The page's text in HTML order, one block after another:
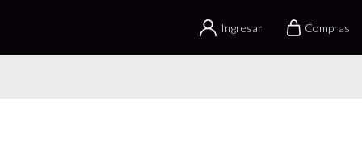
Ingresar Compras